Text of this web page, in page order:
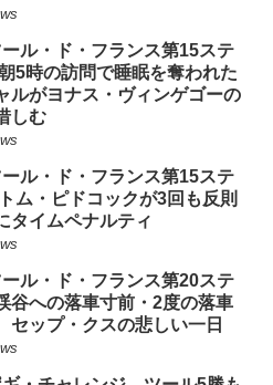
ル・ド・フランス第15ステ
5時の訪問で睡眠を奪われた
ルがヨナス・ヴィンゲゴーの
しむ
ル・ド・フランス第15ステ
・ピドコックが3回も反則
タイムペナルティ
ル・ド・フランス第20ステ
への落車寸前・2度の落車
ップ・クスの悲しい一日